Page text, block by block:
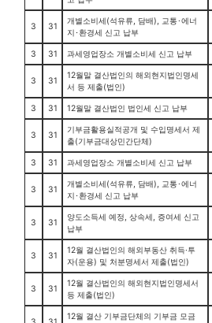
3 31
개별소비세(석유류, 담배), 교통･에너
지･환경세 신고 납부
3 31 과세영업장소 개별소비세 신고 납부
3 31
12월말 결산법인의 해외현지법인명세
서 등 제출(법인)
3 31 12월말 결산법인 법인세 신고 납부
3 31
기부금활용실적공개 및 수입명세서 제
출(기부금대상민간단체)
3 31 과세영업장소 개별소비세 신고 납부
3 31
개별소비세(석유류, 담배), 교통･에너
지･환경세 신고 납부
3 31
양도소득세 예정, 상속세, 증여세 신고
납부
3 31
12월 결산법인의 해외부동산 취득·투
자(운용) 및 처분명세서 제출(법인)
3 31
12월 결산법인의 해외현지법인명세서
등 제출(법인)
12월 결산 기부금단체의 기부금 모금